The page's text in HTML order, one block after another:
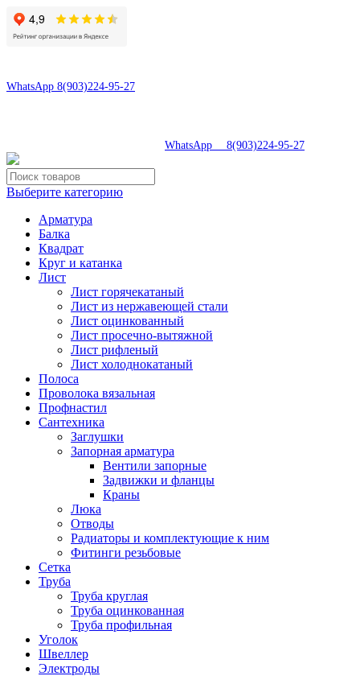
WhatsApp 8(903)224-95-27
WhatsApp 8(903)224-95-27
Выберите категорию
Арматура
Балка
Квадрат
Круг и катанка
Лист
Лист горячекатаный
Лист из нержавеющей стали
Лист оцинкованный
Лист просечно-вытяжной
Лист рифленый
Лист холоднокатаный
Полоса
Проволока вязальная
Профнастил
Сантехника
Заглушки
Запорная арматура
Вентили запорные
Задвижки и фланцы
Краны
Люка
Отводы
Радиаторы и комплектующие к ним
Фитинги резьбовые
Сетка
Труба
Труба круглая
Труба оцинкованная
Труба профильная
Уголок
Швеллер
Электроды